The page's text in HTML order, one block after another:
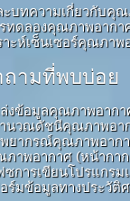
ะบทความเกี่ยวกับคุ
ทดลองคุณภาพอากา
าะห์เซ็นเซอร์คุณภาพ
ามที่พบบ่อย
งข้อมูลคุณภาพอากา
นวณดัชนีคุณภาพอา
พยากรณ์คุณภาพอาก
าพอากาศ (หน้ากา
ซการเขียนโปรแกร
ร์มข้อมูลทางประวัติ